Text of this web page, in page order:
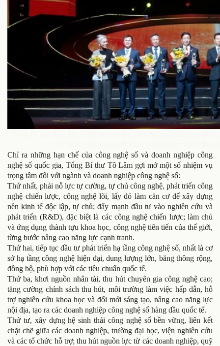
Chỉ ra những hạn chế của công nghệ số và doanh nghiệp công
nghệ số quốc gia, Tổng Bí thư Tô Lâm gợi mở một số nhiệm vụ
trọng tâm đối với ngành và doanh nghiệp công nghệ số:
Thứ nhất, phải nỗ lực tự cường, tự chủ công nghệ, phát triển công
nghệ chiến lược, công nghệ lõi, lấy đó làm căn cơ để xây dựng
nền kinh tế độc lập, tự chủ; đẩy mạnh đầu tư vào nghiên cứu và
phát triển (R&D), đặc biệt là các công nghệ chiến lược; làm chủ
và ứng dụng thành tựu khoa học, công nghệ tiên tiến của thế giới,
từng bước nâng cao năng lực cạnh tranh.
Thứ hai, tiếp tục đầu tư phát triển hạ tầng công nghệ số, nhất là cơ
sở hạ tầng công nghệ hiện đại, dung lượng lớn, băng thông rộng,
đồng bộ, phù hợp với các tiêu chuẩn quốc tế.
Thứ ba, khơi nguồn nhân tài, thu hút chuyên gia công nghệ cao;
tăng cường chính sách thu hút, môi trường làm việc hấp dẫn, hỗ
trợ nghiên cứu khoa học và đổi mới sáng tạo, nâng cao năng lực
nội địa, tạo ra các doanh nghiệp công nghệ số hàng đầu quốc tế.
Thứ tư, xây dựng hệ sinh thái công nghệ số bền vững, liên kết
chặt chẽ giữa các doanh nghiệp, trường đại học, viện nghiên cứu
và các tổ chức hỗ trợ; thu hút nguồn lực từ các doanh nghiệp, quỹ